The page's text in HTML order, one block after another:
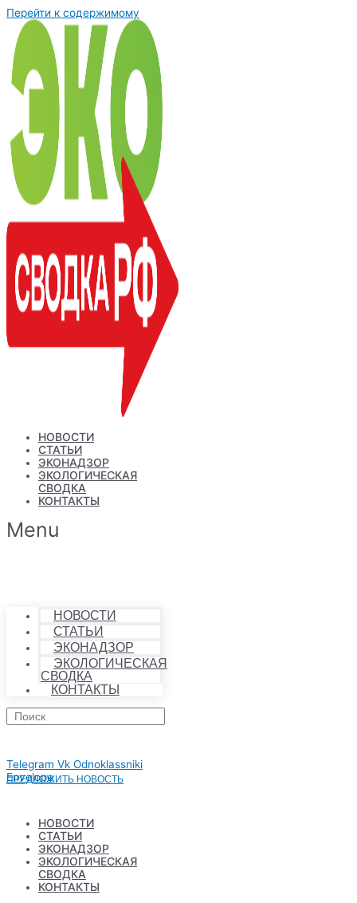
Перейти к содержимому
НОВОСТИ
СТАТЬИ
ЭКОНАДЗОР
ЭКОЛОГИЧЕСКАЯ
СВОДКА
КОНТАКТЫ
Menu
НОВОСТИ
СТАТЬИ
ЭКОНАДЗОР
ЭКОЛОГИЧЕСКАЯ
СВОДКА
КОНТАКТЫ
Telegram Vk Odnoklassniki
Envelope
ПРЕДЛОЖИТЬ НОВОСТЬ
НОВОСТИ
СТАТЬИ
ЭКОНАДЗОР
ЭКОЛОГИЧЕСКАЯ
СВОДКА
КОНТАКТЫ